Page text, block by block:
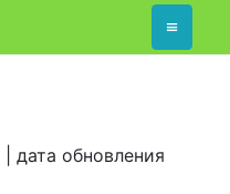
≡
дата обновления